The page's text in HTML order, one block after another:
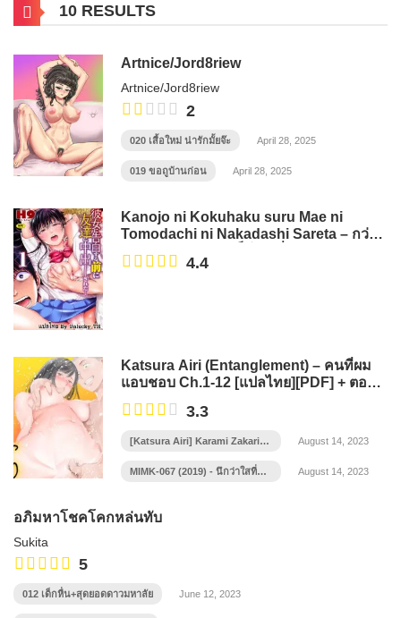
10 RESULTS
Artnice/Jord8riew
Artnice/Jord8riew
2
020 เสื้อใหม่ น่ารักมั้ยจ๊ะ April 28, 2025
019 ขอถูบ้านก่อน April 28, 2025
Kanojo ni Kokuhaku suru Mae ni
Tomodachi ni Nakadashi Sareta – กว่า
แล้ว Ch.1-15[END]
4.4
Katsura Airi (Entanglement) – คนที่ผม
แอบชอบ Ch.1-12 [แปลไทย][PDF] + ตอน
3.3
[Katsura Airi] Karami Zakari
เซ็น
August 14, 2023
MIMK-067 (2019) - นึกว่าใสที่แท้
August 14, 2023
อภิมหาโชคโคกหล่นทับ
Sukita
5
012 เด็กหื่น+สุดยอดดาวมหาลัย June 12, 2023